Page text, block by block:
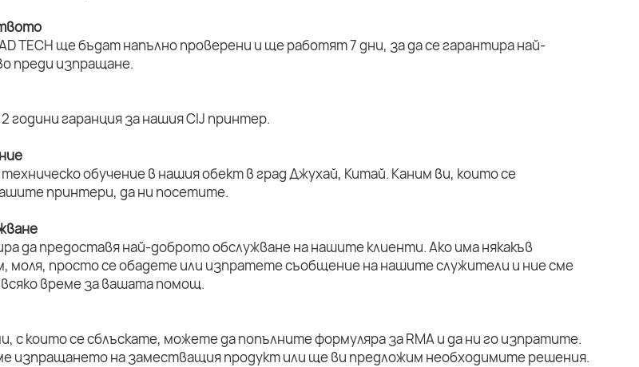
TECH ще бъдат напълно проверени и ще работят 7 дни, за да се гарантира най-
преди изпращане.
2 години гаранция за нашия CIJ принтер.
техническо обучение в нашия обект в град Джухай, Китай. Каним ви, които се
принтери, да ни посетите.
да предоставя най-доброто обслужване на нашите клиенти. Ако има някакъв
моля, просто се обадете или изпратете съобщение на нашите служители и ние сме
време за вашата помощ.
с които се сблъскате, можете да попълните формуляра за RMA и да ни го изпратите.
изпращането на заместващия продукт или ще ви предложим необходимите решения.